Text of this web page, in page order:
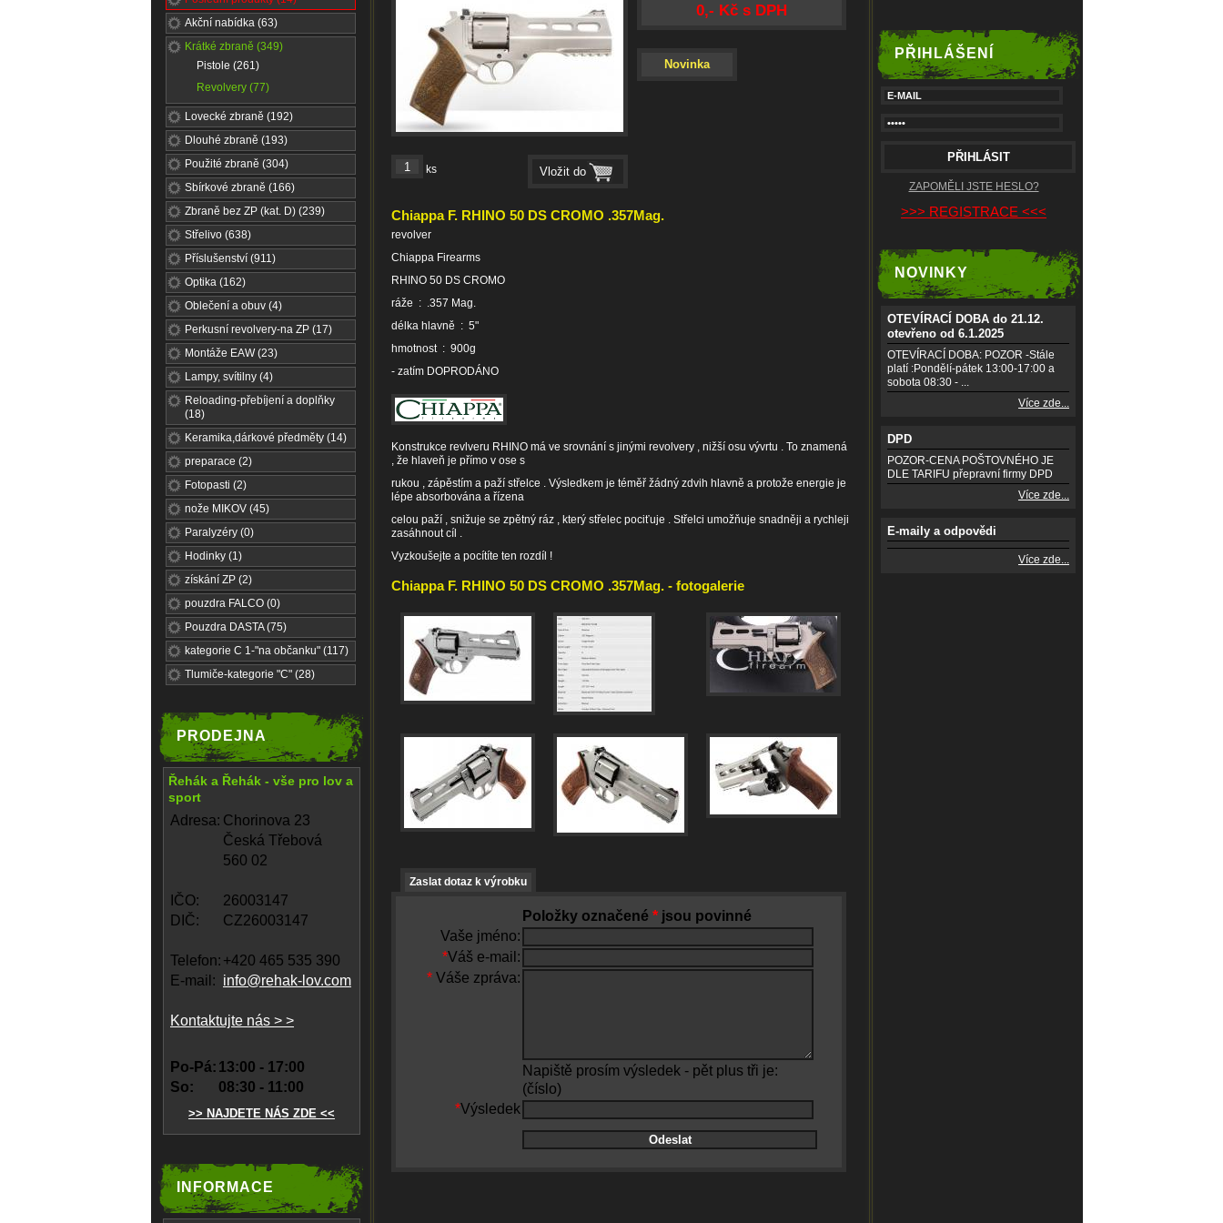
Akční nabídka (63)
Krátké zbraně (349)
Pistole (261)
Revolvery (77)
Lovecké zbraně (192)
Dlouhé zbraně (193)
Použité zbraně (304)
Sbírkové zbraně (166)
Zbraně bez ZP (kat. D) (239)
Střelivo (638)
Příslušenství (911)
Optika (162)
Oblečení a obuv (4)
Perkusní revolvery-na ZP (17)
Montáže EAW (23)
Lampy, svítilny (4)
Reloading-přebíjení a doplňky
(18)
Keramika,dárkové předměty (14)
preparace (2)
Fotopasti (2)
nože MIKOV (45)
Paralyzéry (0)
Hodinky (1)
získání ZP (2)
pouzdra FALCO (0)
Pouzdra DASTA (75)
kategorie C 1-"na občanku" (117)
Tlumiče-kategorie "C" (28)
PRODEJNA
Řehák a Řehák - vše pro lov a
sport
Adresa: Chorinova 23
Česká Třebová
560 02
IČO:
26003147
DIČ:
CZ26003147
Telefon: +420 465 535 390
E-mail: info@rehak-lov.com
Kontaktujte nás > >
Po-Pá: 13:00 - 17:00
So:
08:30 - 11:00
>> NAJDETE NÁS ZDE <<
INFORMACE
ks
0,- Kč s DPH
Novinka
Chiappa F. RHINO 50 DS CROMO .357Mag.
revolver
Chiappa Firearms
RHINO 50 DS CROMO
ráže : .357 Mag.
délka hlavně : 5"
hmotnost : 900g
- zatím DOPRODÁNO
Konstrukce revlveru RHINO má ve srovnání s jinými revolvery , nižší osu vývrtu . To znamená
, že hlaveň je přímo v ose s
rukou , zápěstím a paží střelce . Výsledkem je téměř žádný zdvih hlavně a protože energie je
lépe absorbována a řízena
celou paží , snižuje se zpětný ráz , který střelec pociťuje . Střelci umožňuje snadněji a rychleji
zasáhnout cíl .
Vyzkoušejte a pocítíte ten rozdíl !
Chiappa F. RHINO 50 DS CROMO .357Mag. - fotogalerie
Zaslat dotaz k výrobku
Položky označené * jsou povinné
Vaše jméno:
*Váš e-mail:
* Váše zpráva:
Napiště prosím výsledek - pět plus tři je:
(číslo)
*Výsledek
PŘIHLÁŠENÍ
ZAPOMĚLI JSTE HESLO?
>>> REGISTRACE <<<
NOVINKY
OTEVÍRACÍ DOBA do 21.12.
otevřeno od 6.1.2025
OTEVÍRACÍ DOBA: POZOR -Stále
platí :Pondělí-pátek 13:00-17:00 a
sobota 08:30 - ...
Více zde...
DPD
POZOR-CENA POŠTOVNÉHO JE
DLE TARIFU přepravní firmy DPD
Více zde...
E-maily a odpovědi
Více zde...